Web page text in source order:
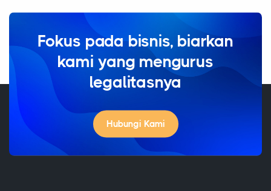
Fokus pada bisnis, biarkan
kami yang mengurus
legalitasnya
Hubungi Kami